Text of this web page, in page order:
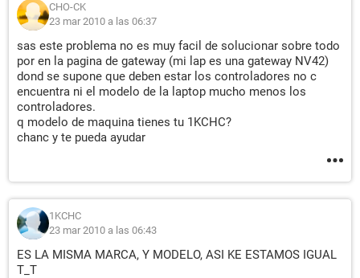
CHO-CK
23 mar 2010 a las 06:37
sas este problema no es muy facil de solucionar sobre todo
por en la pagina de gateway (mi lap es una gateway NV42)
dond se supone que deben estar los controladores no c
encuentra ni el modelo de la laptop mucho menos los
controladores.
q modelo de maquina tienes tu 1KCHC?
chanc y te pueda ayudar
1KCHC
23 mar 2010 a las 06:43
ES LA MISMA MARCA, Y MODELO, ASI KE ESTAMOS IGUAL
T_T